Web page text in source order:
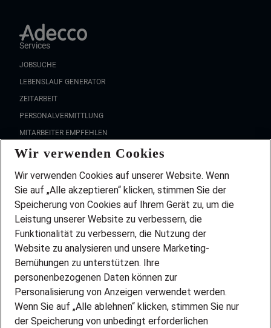
Services
JOBSUCHE
LEBENSLAUF GENERATOR
ZEITARBEIT
PERSONALVERMITTLUNG
MITARBEITER EMPFEHLEN
FAQ
Wir stellen ein!
DEINE BERUFSGRUPPE
DEINE LEBENSSITUATION
PARTNERSHIP WITH AIRBUS
INITIATIV BEWERBEN
ÜBER UNS
STANDORTE
BLOG
Wir verwenden Cookies
Wir verwenden Cookies auf unserer Website. Wenn
Sie auf „Alle akzeptieren“ klicken, stimmen Sie der
Speicherung von Cookies auf Ihrem Gerät zu, um die
Leistung unserer Website zu verbessern, die
Funktionalität zu verbessern, die Nutzung der
Website zu analysieren und unsere Marketing-
Bemühungen zu unterstützen. Ihre
personenbezogenen Daten können zur
Personalisierung von Anzeigen verwendet werden.
Wenn Sie auf „Alle ablehnen“ klicken, stimmen Sie nur
der Speicherung von unbedingt erforderlichen